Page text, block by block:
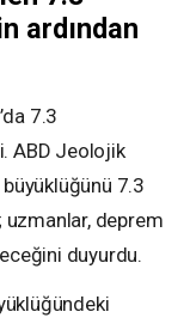
ardından
7.3
ABD Jeolojik
7.3
uzmanlar, deprem
duyurdu.